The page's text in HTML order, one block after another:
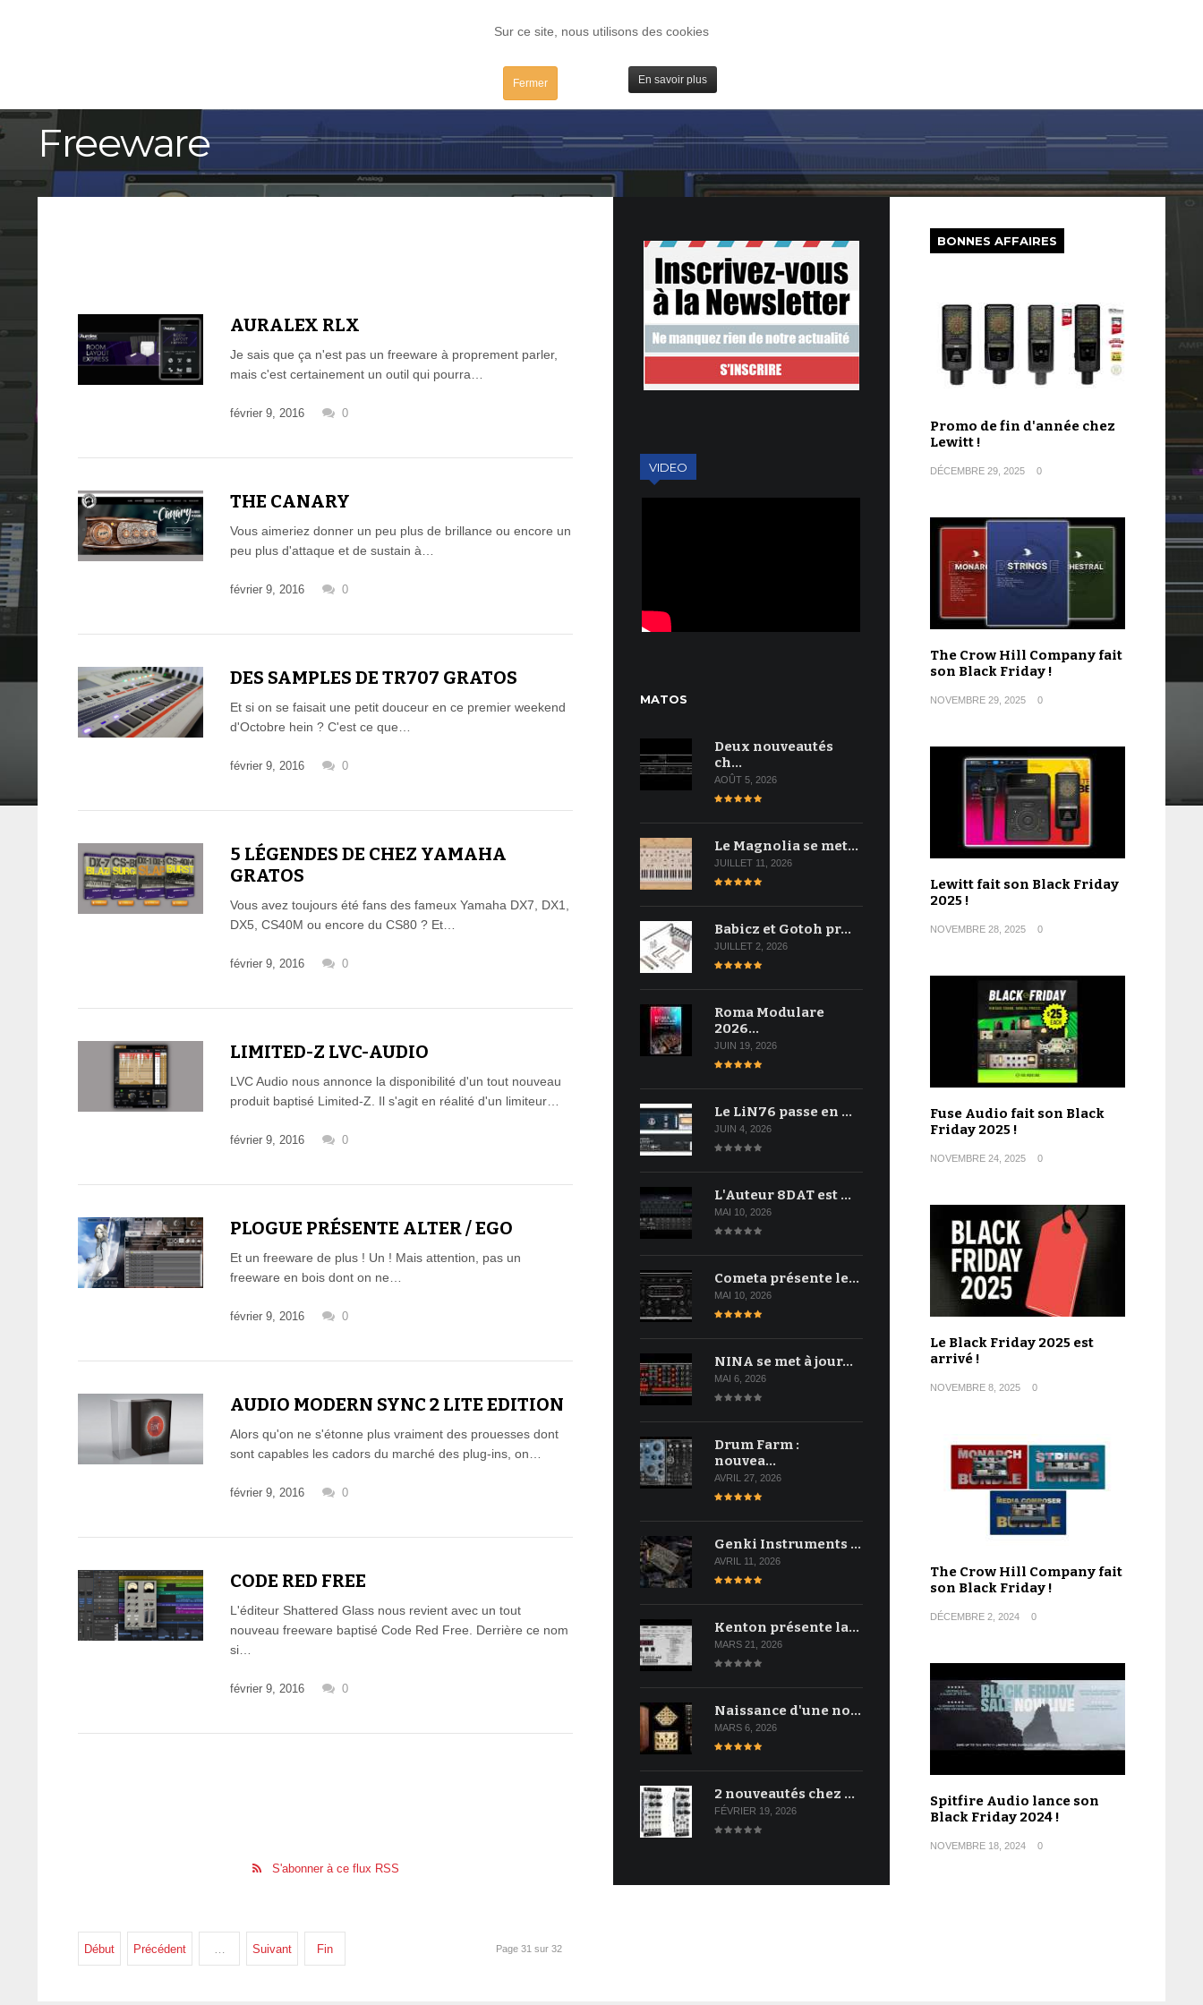
Sur ce site, nous utilisons des cookies
Fermer En savoir plus
TESTS IBIDULES / MAC PLUGS / IV
Freeware
AURALEX RLX
Je sais que ça n'est pas un freeware à proprement parler,
mais c'est certainement un outil qui pourra…
février 9, 2016 0
THE CANARY
Vous aimeriez donner un peu plus de brillance ou encore un
peu plus d'attaque et de sustain à…
février 9, 2016 0
DES SAMPLES DE TR707 GRATOS
Et si on se faisait une petit douceur en ce premier weekend
d'Octobre hein ? C'est ce que…
février 9, 2016 0
5 LÉGENDES DE CHEZ YAMAHA
GRATOS
Vous avez toujours été fans des fameux Yamaha DX7, DX1,
DX5, CS40M ou encore du CS80 ? Et…
février 9, 2016 0
LIMITED-Z LVC-AUDIO
LVC Audio nous annonce la disponibilité d'un tout nouveau
produit baptisé Limited-Z. Il s'agit en réalité d'un limiteur…
février 9, 2016 0
PLOGUE PRÉSENTE ALTER / EGO
Et un freeware de plus ! Un ! Mais attention, pas un
freeware en bois dont on ne…
février 9, 2016 0
AUDIO MODERN SYNC 2 LITE EDITION
Alors qu'on ne s'étonne plus vraiment des prouesses dont
sont capables les cadors du marché des plug-ins, on…
février 9, 2016 0
CODE RED FREE
L'éditeur Shattered Glass nous revient avec un tout
nouveau freeware baptisé Code Red Free. Derrière ce nom
si…
février 9, 2016 0
S'abonner à ce flux RSS
Début Précédent … Suivant Fin Page 31 sur 32
VIDEO
MATOS
Deux nouveautés
ch…
AOÛT 5, 2026
Le Magnolia se met…
JUILLET 11, 2026
Babicz et Gotoh pr…
JUILLET 2, 2026
Roma Modulare
2026…
JUIN 19, 2026
Le LiN76 passe en …
JUIN 4, 2026
L'Auteur 8DAT est …
MAI 10, 2026
Cometa présente le…
MAI 10, 2026
NINA se met à jour…
MAI 6, 2026
Drum Farm :
nouvea…
AVRIL 27, 2026
Genki Instruments …
AVRIL 11, 2026
Kenton présente la…
MARS 21, 2026
Naissance d'une no…
MARS 6, 2026
2 nouveautés chez …
FÉVRIER 19, 2026
BONNES AFFAIRES
Promo de fin d'année chez
Lewitt !
DÉCEMBRE 29, 2025 0
The Crow Hill Company fait
son Black Friday !
NOVEMBRE 29, 2025 0
Lewitt fait son Black Friday
2025 !
NOVEMBRE 28, 2025 0
Fuse Audio fait son Black
Friday 2025 !
NOVEMBRE 24, 2025 0
Le Black Friday 2025 est
arrivé !
NOVEMBRE 8, 2025 0
The Crow Hill Company fait
son Black Friday !
DÉCEMBRE 2, 2024 0
Spitfire Audio lance son
Black Friday 2024 !
NOVEMBRE 18, 2024 0